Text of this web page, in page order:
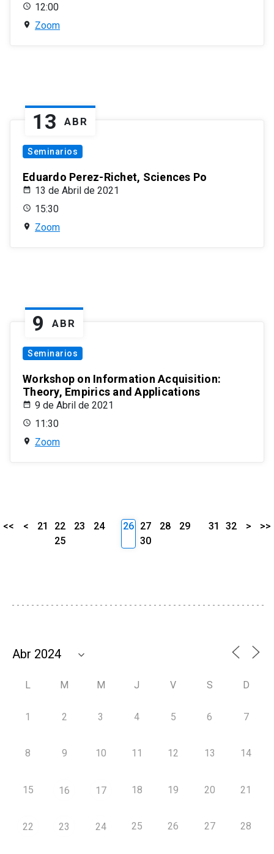
12:00
Zoom
13 ABR
Seminarios
Eduardo Perez-Richet, Sciences Po
13 de Abril de 2021
15:30
Zoom
9 ABR
Seminarios
Workshop on Information Acquisition:
Theory, Empirics and Applications
9 de Abril de 2021
11:30
Zoom
<< < 21 22 23
24
25
26 27 28
29
30
31 32 > >>
L M M J V S D
1 2 3 4 5 6 7
8 9 10 11 12 13 14
15 16 17 18 19 20 21
22 23 24 25 26 27 28